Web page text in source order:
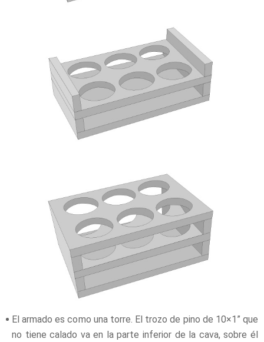
El armado es como una torre. El trozo de pino de 10×1” que
no tiene calado va en la parte inferior de la cava, sobre él